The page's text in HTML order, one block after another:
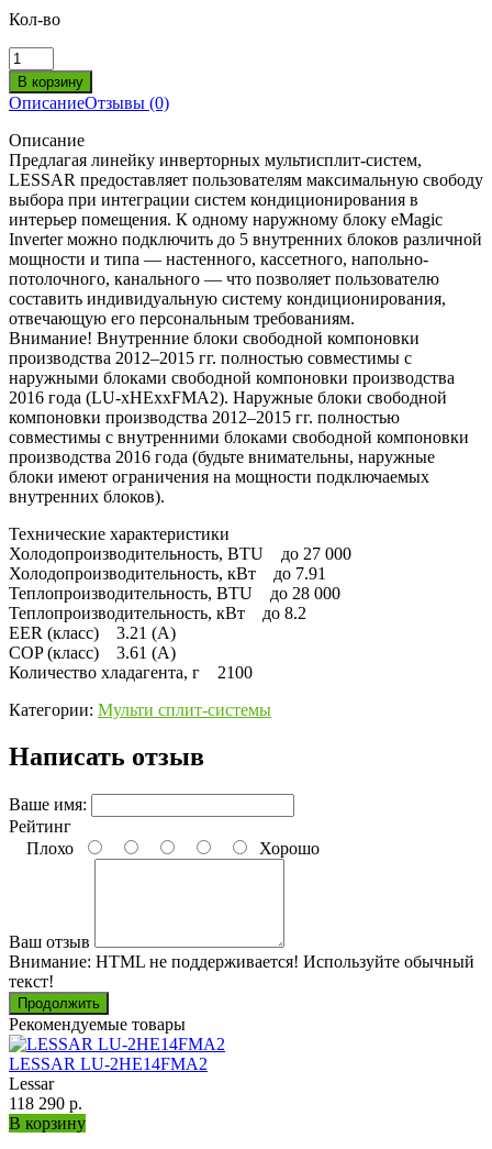
Кол-во
ОписаниеОтзывы (0)
Описание
Предлагая линейку инверторных мультисплит-систем,
LESSAR предоставляет пользователям максимальную свободу
выбора при интеграции систем кондиционирования в
интерьер помещения. К одному наружному блоку eMagic
Inverter можно подключить до 5 внутренних блоков различной
мощности и типа — настенного, кассетного, напольно-
потолочного, канального — что позволяет пользователю
составить индивидуальную систему кондиционирования,
отвечающую его персональным требованиям.
Внимание! Внутренние блоки свободной компоновки
производства 2012–2015 гг. полностью совместимы с
наружными блоками свободной компоновки производства
2016 года (LU-xHExxFMA2). Наружные блоки свободной
компоновки производства 2012–2015 гг. полностью
совместимы с внутренними блоками свободной компоновки
производства 2016 года (будьте внимательны, наружные
блоки имеют ограничения на мощности подключаемых
внутренних блоков).
Технические характеристики
Холодопроизводительность, BTU до 27 000
Холодопроизводительность, кВт до 7.91
Теплопроизводительность, BTU до 28 000
Теплопроизводительность, кВт до 8.2
EER (класс) 3.21 (A)
COP (класс) 3.61 (A)
Количество хладагента, г 2100
Категории: Мульти сплит-системы
Написать отзыв
Ваше имя:
Рейтинг
Плохо
Хорошо
Ваш отзыв
Внимание: HTML не поддерживается! Используйте обычный
текст!
Продолжить
Рекомендуемые товары
LESSAR LU-2HE14FMA2
Lessar
118 290 р.
В корзину